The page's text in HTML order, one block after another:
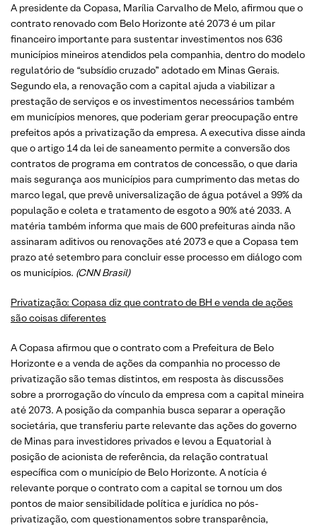
A presidente da Copasa, Marília Carvalho de Melo, afirmou que o
contrato renovado com Belo Horizonte até 2073 é um pilar
financeiro importante para sustentar investimentos nos 636
municípios mineiros atendidos pela companhia, dentro do modelo
regulatório de “subsídio cruzado” adotado em Minas Gerais.
Segundo ela, a renovação com a capital ajuda a viabilizar a
prestação de serviços e os investimentos necessários também
em municípios menores, que poderiam gerar preocupação entre
prefeitos após a privatização da empresa. A executiva disse ainda
que o artigo 14 da lei de saneamento permite a conversão dos
contratos de programa em contratos de concessão, o que daria
mais segurança aos municípios para cumprimento das metas do
marco legal, que prevê universalização de água potável a 99% da
população e coleta e tratamento de esgoto a 90% até 2033. A
matéria também informa que mais de 600 prefeituras ainda não
assinaram aditivos ou renovações até 2073 e que a Copasa tem
prazo até setembro para concluir esse processo em diálogo com
os municípios. (CNN Brasil)
Privatização: Copasa diz que contrato de BH e venda de ações
são coisas diferentes
A Copasa afirmou que o contrato com a Prefeitura de Belo
Horizonte e a venda de ações da companhia no processo de
privatização são temas distintos, em resposta às discussões
sobre a prorrogação do vínculo da empresa com a capital mineira
até 2073. A posição da companhia busca separar a operação
societária, que transferiu parte relevante das ações do governo
de Minas para investidores privados e levou a Equatorial à
posição de acionista de referência, da relação contratual
específica com o município de Belo Horizonte. A notícia é
relevante porque o contrato com a capital se tornou um dos
pontos de maior sensibilidade política e jurídica no pós-
privatização, com questionamentos sobre transparência,